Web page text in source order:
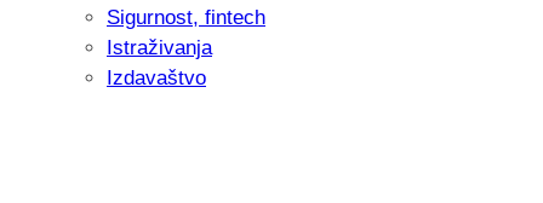
Sigurnost, fintech
Istraživanja
Izdavaštvo